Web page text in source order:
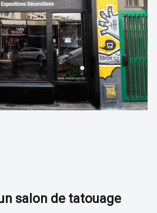
Laser
& Inspiration
La Boutique
FAQ
Nous
salon de tatouage